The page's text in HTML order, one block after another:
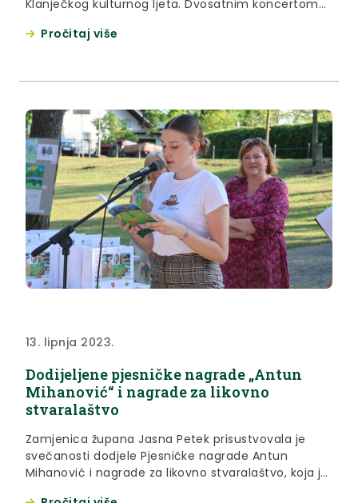
Klanječkog kulturnog ljeta. Dvosatnim koncertom
Grada Klanjca vjernoj klanječkoj publici i
Pročitaj više
13. lipnja 2023.
Dodijeljene pjesničke nagrade „Antun
Mihanović“ i nagrade za likovno
stvaralaštvo
Zamjenica župana Jasna Petek prisustvovala je
svečanosti dodjele Pjesničke nagrade Antun
Mihanović i nagrade za likovno stvaralaštvo, koja je